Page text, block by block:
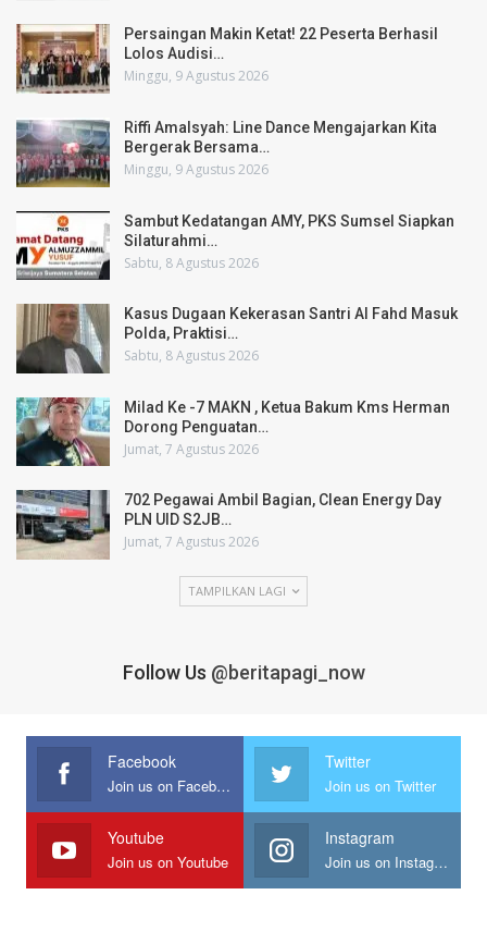
Persaingan Makin Ketat! 22 Peserta Berhasil
Lolos Audisi…
Minggu, 9 Agustus 2026
Riffi Amalsyah: Line Dance Mengajarkan Kita
Bergerak Bersama…
Minggu, 9 Agustus 2026
Sambut Kedatangan AMY, PKS Sumsel Siapkan
Silaturahmi…
Sabtu, 8 Agustus 2026
Kasus Dugaan Kekerasan Santri Al Fahd Masuk
Polda, Praktisi…
Sabtu, 8 Agustus 2026
Milad Ke -7 MAKN , Ketua Bakum Kms Herman
Dorong Penguatan…
Jumat, 7 Agustus 2026
702 Pegawai Ambil Bagian, Clean Energy Day
PLN UID S2JB…
Jumat, 7 Agustus 2026
TAMPILKAN LAGI
Follow Us @beritapagi_now
Facebook
Join us on Facebook
Twitter
Join us on Twitter
Youtube
Join us on Youtube
Instagram
Join us on Instagram